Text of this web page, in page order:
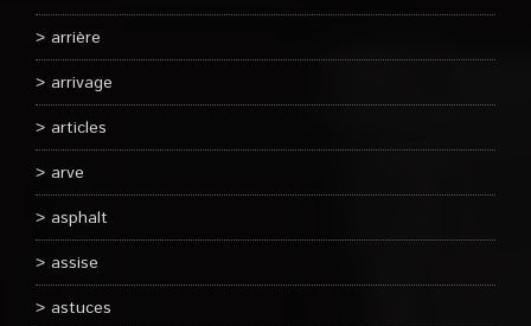
arrière
arrivage
articles
arve
asphalt
assise
astuces